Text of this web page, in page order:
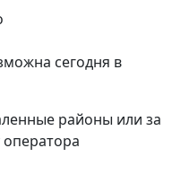
сегодня в
районы или за